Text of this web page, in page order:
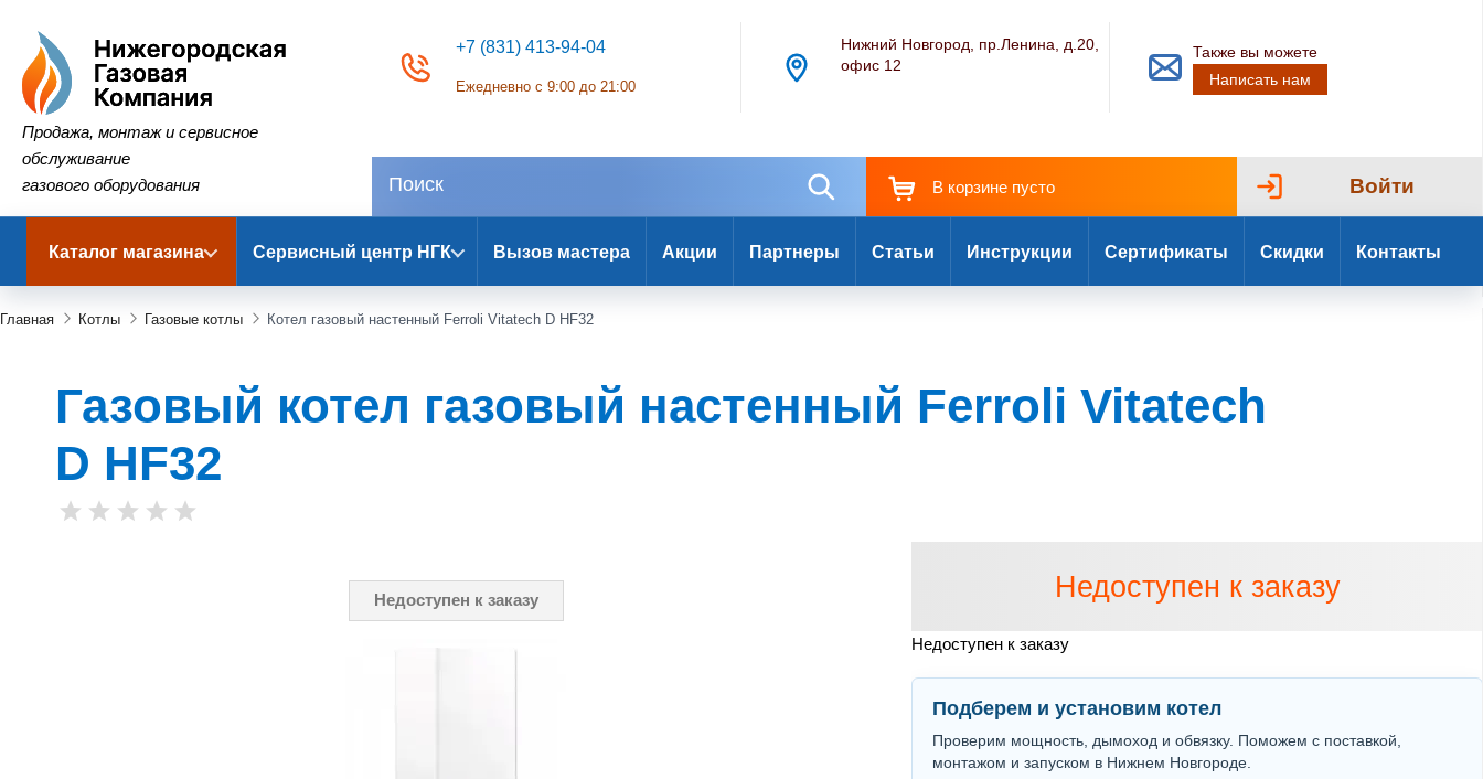
Нижегородская Газовая Компания
Продажа, монтаж и сервисное
обслуживание
газового оборудования
+7 (831) 413-94-04
Ежедневно с 9:00 до 21:00
Нижний Новгород, пр.Ленина, д.20,
офис 12
Также вы можете
Написать нам
В корзине пусто Войти
Каталог магазина Сервисный центр НГК Вызов мастера Акции Партнеры Статьи Инструкции Сертификаты Скидки Контакты
Главная Котлы Газовые котлы Котел газовый настенный Ferroli Vitatech D HF32
Газовый котел газовый настенный Ferroli Vitatech
D HF32
Недоступен к заказу Недоступен к заказу
Недоступен к заказу
Подберем и установим котел
Проверим мощность, дымоход и обвязку. Поможем с поставкой,
монтажом и запуском в Нижнем Новгороде.